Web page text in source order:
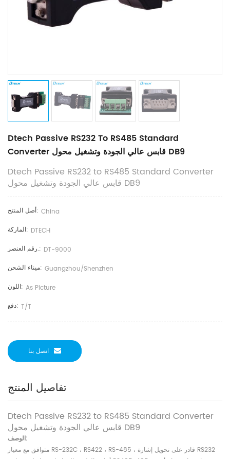
Dtech Passive RS232 To RS485 Standard
Converter قابس عالي الجودة وتشغيل محول DB9
Dtech Passive RS232 to RS485 Standard Converter
قابس عالي الجودة وتشغيل محول DB9
أصل المنتج: China
الماركة: DTECH
رقم العنصر.: DT-9000
ميناء الشحن: Guangzhou/shenzhen
اللون: As Picture
دفع: T/T
اتصل بنا
تفاصيل المنتج
Dtech Passive RS232 to RS485 Standard Converter
قابس عالي الجودة وتشغيل محول DB9
الوصف:
متوافق مع معيار RS-232C ، RS422 ، RS-485 ، قادر على تحويل إشارة RS232